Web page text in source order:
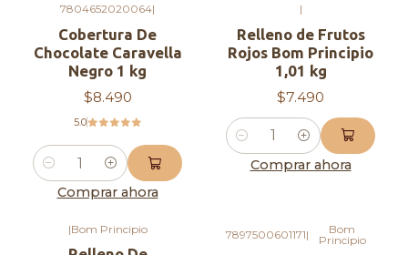
El chocolate utilizado en la cascada debe estar
previamente derretido, el proveedor señala que
se puede agregar aceite vegetal a la mezcla para
facilitar el flujo en la cascada, además de revisar si
tiene grumos.
Se pueden utilizar otros alimentos en la cascada,
como el queso o salsas, los cuales también hay
que derretirlos previamente.
Comercial Agapi, Hecho con amor <3
7804652020064|
Cobertura De
Chocolate Caravella
Negro 1 kg
$8.490
5.0
Cantidad
Comprar ahora
|
Relleno de Frutos
Rojos Bom Principio
1,01 kg
$7.490
Cantidad
Comprar ahora
|Bom Principio 7897500601171|
Bom
Principio